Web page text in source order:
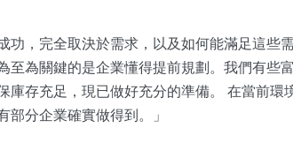
功，完全取決於需求，以及如何能滿足這些
至為關鍵的是企業懂得提前規劃。我們有些
庫存充足，現已做好充分的準備。 在當前環
部分企業確實做得到。」